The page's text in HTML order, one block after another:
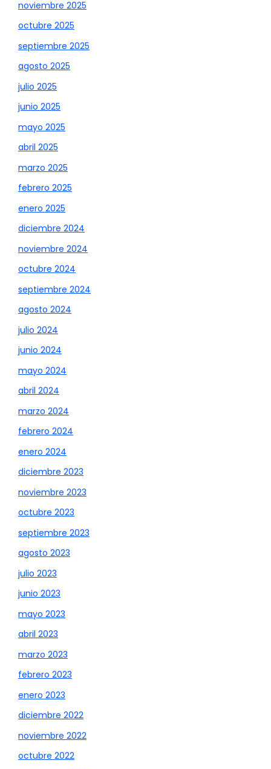
noviembre 2025
octubre 2025
septiembre 2025
agosto 2025
julio 2025
junio 2025
mayo 2025
abril 2025
marzo 2025
febrero 2025
enero 2025
diciembre 2024
noviembre 2024
octubre 2024
septiembre 2024
agosto 2024
julio 2024
junio 2024
mayo 2024
abril 2024
marzo 2024
febrero 2024
enero 2024
diciembre 2023
noviembre 2023
octubre 2023
septiembre 2023
agosto 2023
julio 2023
junio 2023
mayo 2023
abril 2023
marzo 2023
febrero 2023
enero 2023
diciembre 2022
noviembre 2022
octubre 2022